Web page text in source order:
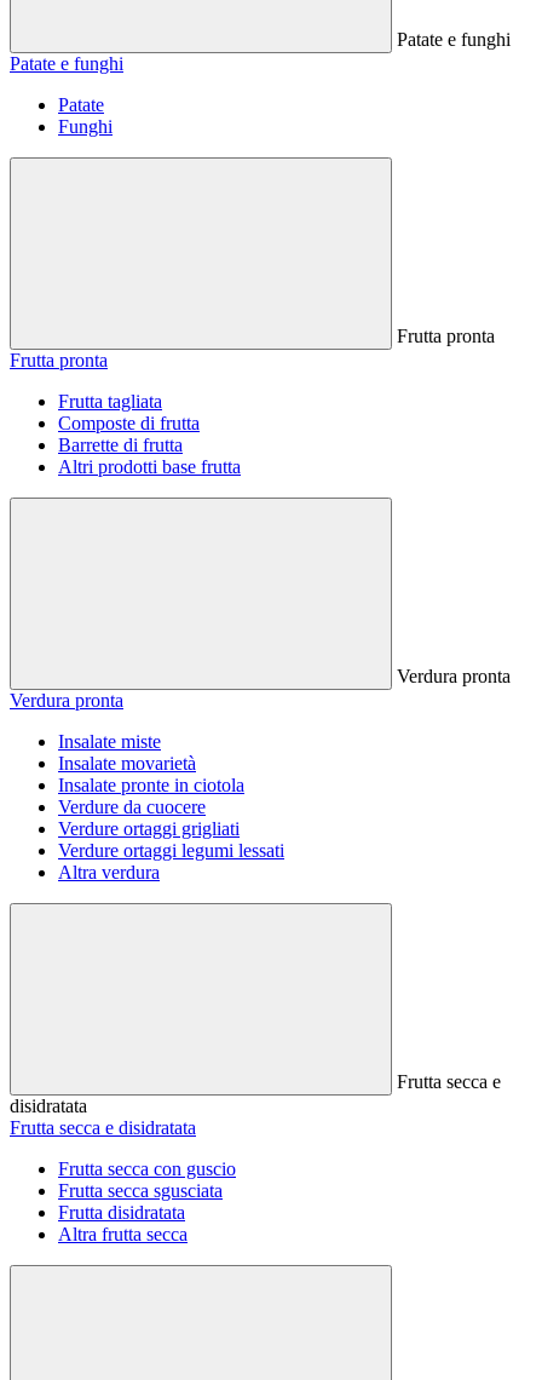
Patate e funghi
Patate e funghi
Patate
Funghi
Frutta pronta
Frutta pronta
Frutta tagliata
Composte di frutta
Barrette di frutta
Altri prodotti base frutta
Verdura pronta
Verdura pronta
Insalate miste
Insalate movarietà
Insalate pronte in ciotola
Verdure da cuocere
Verdure ortaggi grigliati
Verdure ortaggi legumi lessati
Altra verdura
Frutta secca e
disidratata
Frutta secca e disidratata
Frutta secca con guscio
Frutta secca sgusciata
Frutta disidratata
Altra frutta secca